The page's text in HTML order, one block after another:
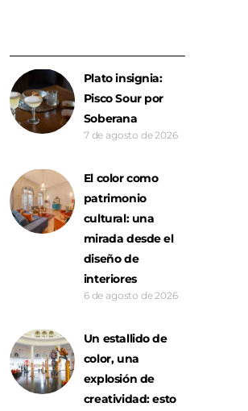
Plato insignia:
Pisco Sour por
Soberana
7 de agosto de 2026
El color como
patrimonio
cultural: una
mirada desde el
diseño de
interiores
6 de agosto de 2026
Un estallido de
color, una
explosión de
creatividad: esto